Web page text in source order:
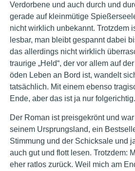
Verdorbene und auch durch und
gerade auf kleinmütige
nicht wirklich unbekannt. Trotzdem
lesbar, man bleibt gespannt dabei
das allerdings nicht wirklich
traurige „Held“, der vor allem auf
öden Leben an Bord ist, wandelt
tatsächlich. Mit einem ebenso
Ende, aber das ist ja nur folgerichtig.
Der Roman ist preisgekrönt und
seinem Ursprungsland, ein
Stimmung und der Schicksale und
auch gut und flott lesen. Trotzdem:
eher ratlos zurück. Weil mich am